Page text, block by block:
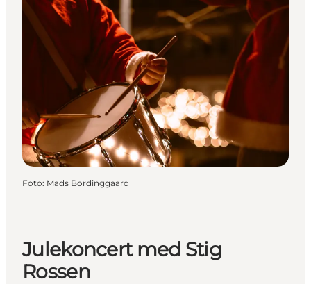
Foto: Mads Bordinggaard
Julekoncert med Stig
Rossen